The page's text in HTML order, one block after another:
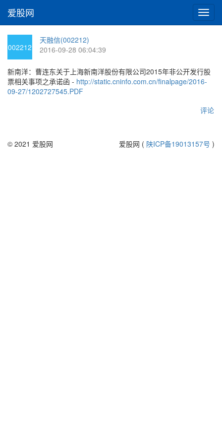
切
换
爱股网
002212
天融信(002212)
2016-09-28 06:04:39
新南洋：曹连东关于上海新南洋股份有限公司2015年非公开发行股
票相关事项之承诺函 - http://static.cninfo.com.cn/finalpage/2016-
09-27/1202727545.PDF
评论
© 2021 爱股网 爱股网 ( 陕ICP备19013157号 )